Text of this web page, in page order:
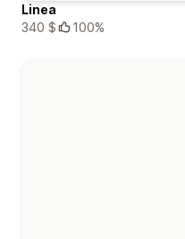
Linea
340 $
100%